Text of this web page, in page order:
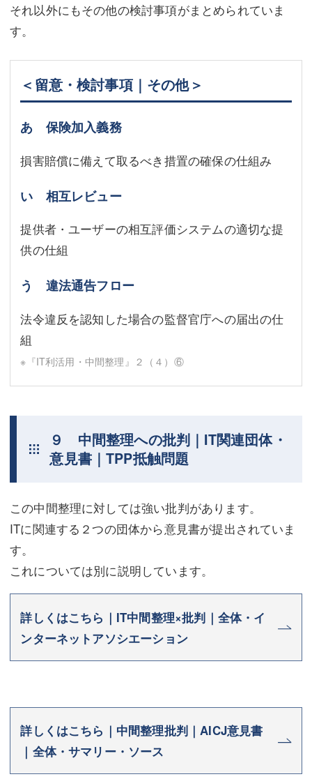
それ以外にもその他の検討事項がまとめられていま
す。
＜留意・検討事項｜その他＞
あ 保険加入義務
損害賠償に備えて取るべき措置の確保の仕組み
い 相互レビュー
提供者・ユーザーの相互評価システムの適切な提
供の仕組
う 違法通告フロー
法令違反を認知した場合の監督官庁への届出の仕
組
※『IT利活用・中間整理』２（４）⑥
９ 中間整理への批判｜IT関連団体・
意見書｜TPP抵触問題
この中間整理に対しては強い批判があります。
ITに関連する２つの団体から意見書が提出されていま
す。
これについては別に説明しています。
詳しくはこちら｜IT中間整理×批判｜全体・イ
ンターネットアソシエーション
詳しくはこちら｜中間整理批判｜AICJ意見書
｜全体・サマリー・ソース